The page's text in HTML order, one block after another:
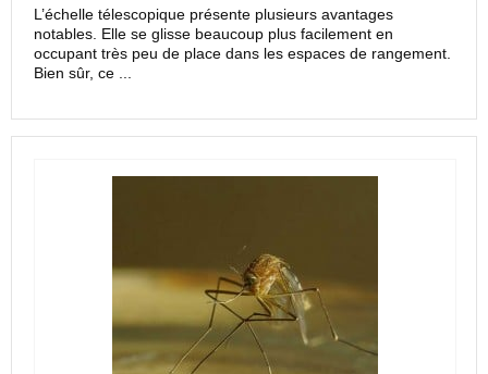
L’échelle télescopique présente plusieurs avantages
notables. Elle se glisse beaucoup plus facilement en
occupant très peu de place dans les espaces de rangement.
Bien sûr, ce ...